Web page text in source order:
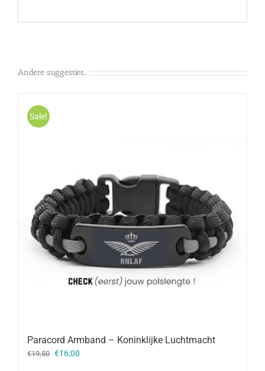
Andere suggesties…
Sale!
Paracord Armband – Koninklijke Luchtmacht
€19,50 Oorspronkelijke
€16,00